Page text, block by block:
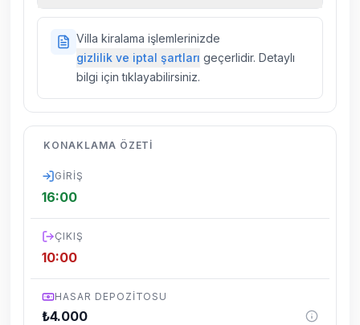
sigortaları fiyatlara dahil değildir.
villalarımızda düzenli olarak ilaçlama
yapılmaktadır. Buna rağmen çevrede
kelebek, böcek, sinek vs. bulunma ihtimali
dönemsel olarak altyapı çalışmaları
yapılabilmektedir. Bu çalışma nedeniyle yol
Villa kiralama işlemlerinizde
gizlilik ve iptal şartları geçerlidir. Detaylı
bilgi için tıklayabilirsiniz.
KONAKLAMA ÖZETI
GIRIŞ
16:00
ÇIKIŞ
10:00
HASAR DEPOZITOSU
₺4.000